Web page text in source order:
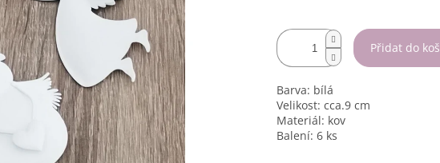
Přidat do
Barva: bílá
Velikost: cca.9 cm
Materiál: kov
Balení: 6 ks